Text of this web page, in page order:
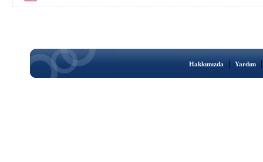
Hakkımızda | Yardım